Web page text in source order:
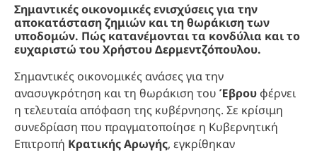
Σημαντικές οικονομικές ενισχύσεις για την
αποκατάσταση ζημιών και τη θωράκιση των
υποδομών. Πώς κατανέμονται τα κονδύλια και το
ευχαριστώ του Χρήστου Δερμεντζόπουλου.
Σημαντικές οικονομικές ανάσες για την
ανασυγκρότηση και τη θωράκιση του Έβρου φέρνει
η τελευταία απόφαση της κυβέρνησης. Σε κρίσιμη
συνεδρίαση που πραγματοποίησε η Κυβερνητική
Επιτροπή Κρατικής Αρωγής, εγκρίθηκαν